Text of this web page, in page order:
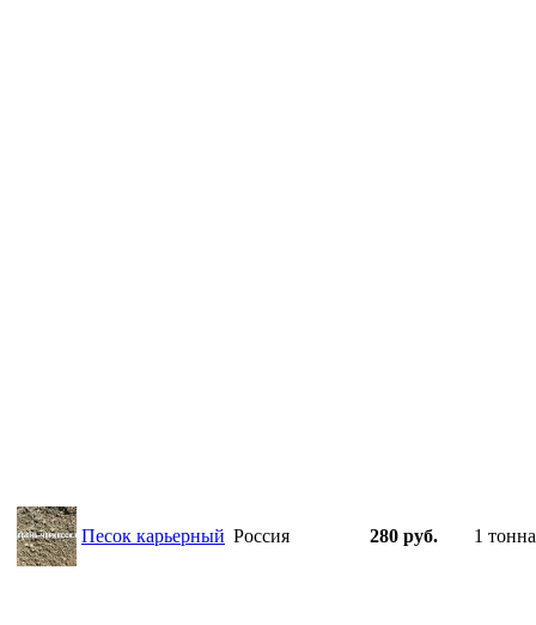
Песок карьерный Россия 280 руб. 1 тонна